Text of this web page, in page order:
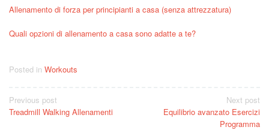
Allenamento di forza per principianti a casa (senza attrezzatura)
Quali opzioni di allenamento a casa sono adatte a te?
Posted in Workouts
Post
navigation
Previous post
Treadmill Walking Allenamenti
Next post
Equilibrio avanzato Esercizi
Programma